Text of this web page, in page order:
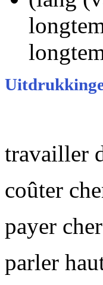
travailler
coûter
payer
parler